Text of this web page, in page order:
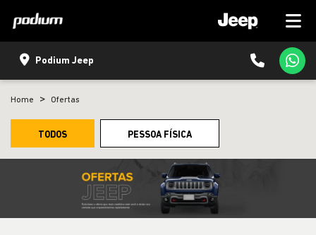
Podium Jeep
Home Ofertas
TODOS PESSOA FÍSICA